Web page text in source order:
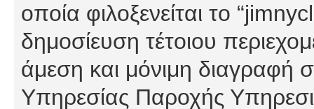
οποία φιλοξενείται το
δημοσίευση τέτοιου
άμεση και μόνιμη διαγραφή
Υπηρεσίας Παροχής